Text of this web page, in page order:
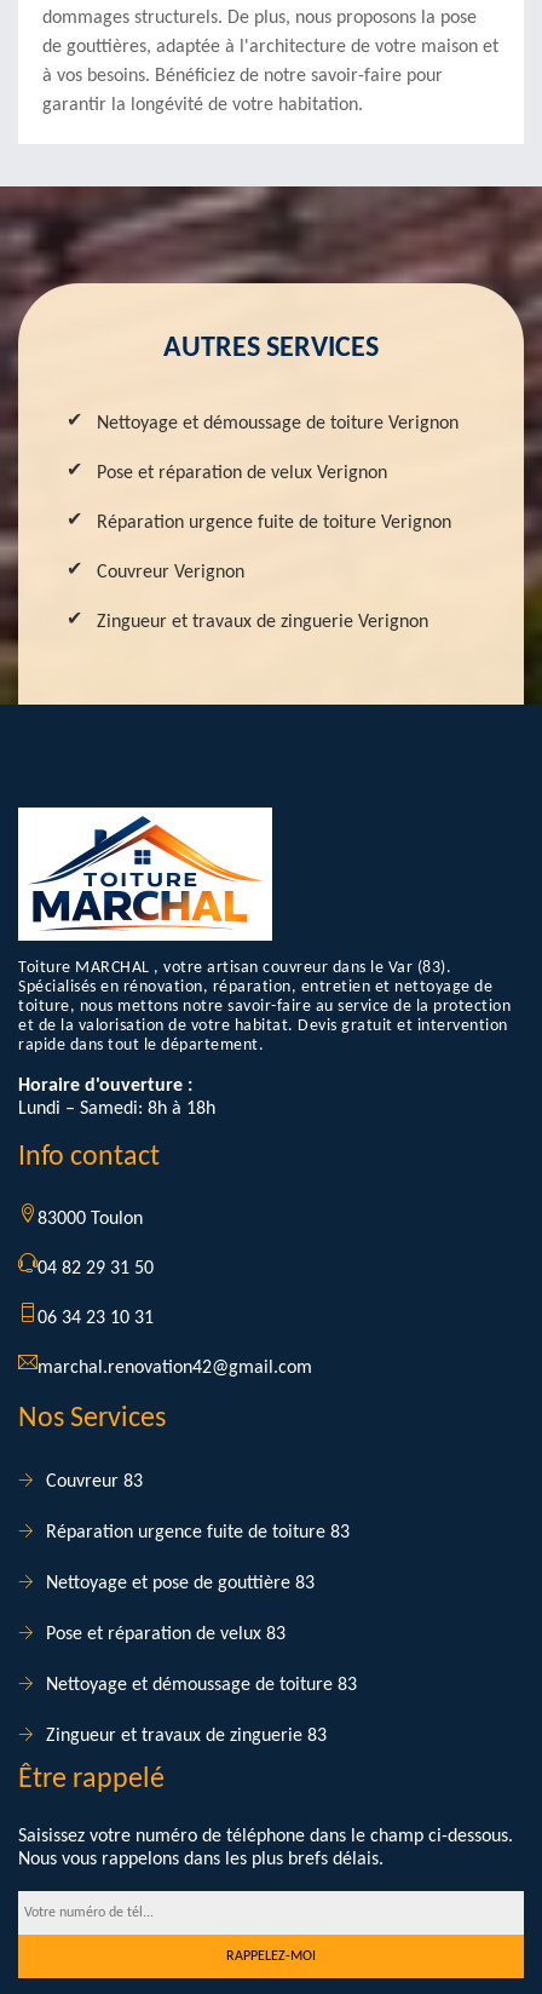
dommages structurels. De plus, nous proposons la pose
de gouttières, adaptée à l'architecture de votre maison et
à vos besoins. Bénéficiez de notre savoir-faire pour
garantir la longévité de votre habitation.
AUTRES SERVICES
Nettoyage et démoussage de toiture Verignon
Pose et réparation de velux Verignon
Réparation urgence fuite de toiture Verignon
Couvreur Verignon
Zingueur et travaux de zinguerie Verignon
Toiture MARCHAL , votre artisan couvreur dans le Var (83).
Spécialisés en rénovation, réparation, entretien et nettoyage de
toiture, nous mettons notre savoir-faire au service de la protection
et de la valorisation de votre habitat. Devis gratuit et intervention
rapide dans tout le département.
Horaire d'ouverture :
Lundi – Samedi: 8h à 18h
Info contact
83000 Toulon
04 82 29 31 50
06 34 23 10 31
marchal.renovation42@gmail.com
Nos Services
Couvreur 83
Réparation urgence fuite de toiture 83
Nettoyage et pose de gouttière 83
Pose et réparation de velux 83
Nettoyage et démoussage de toiture 83
Zingueur et travaux de zinguerie 83
Être rappelé
Saisissez votre numéro de téléphone dans le champ ci-dessous.
Nous vous rappelons dans les plus brefs délais.